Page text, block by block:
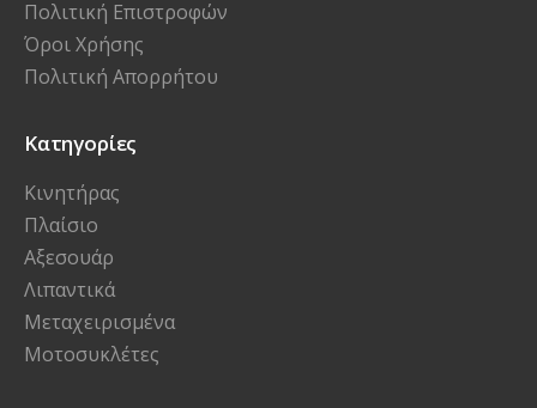
Πολιτική Επιστροφών
Όροι Χρήσης
Πολιτική Απορρήτου
Κατηγορίες
Κινητήρας
Πλαίσιο
Αξεσουάρ
Λιπαντικά
Μεταχειρισμένα
Μοτοσυκλέτες